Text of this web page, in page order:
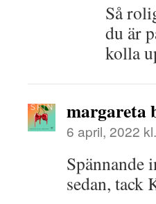
Så
du är
kolla
margareta
6 april, 2022
Spännande
sedan, tack